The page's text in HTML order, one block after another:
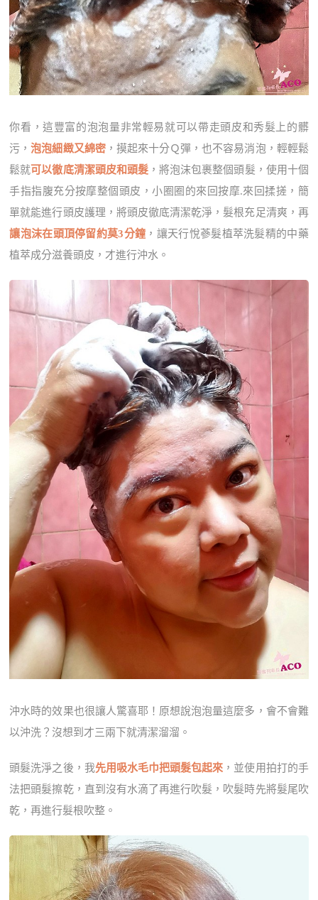
你看，這豐富的泡泡量非常輕易就可以帶走頭皮和秀髮上的髒
污，泡泡細緻又綿密，摸起來十分Ｑ彈，也不容易消泡，輕輕鬆
鬆就可以徹底清潔頭皮和頭髮 ，將泡沫包裹整個頭髮，使用十個
手指指腹充分按摩整個頭皮，小圈圈的來回按摩.來回揉搓，簡
單就能進行頭皮護理，將頭皮徹底清潔乾淨，髮根充足清爽，再
讓泡沫在頭頂停留約莫3分鐘 ，讓天行悅蔘髮植萃洗髮精的中藥
植萃成分滋養頭皮，才進行沖水。
沖水時的效果也很讓人驚喜耶！原想說泡泡量這麼多，會不會難
以沖洗？沒想到才三兩下就清潔溜溜。
頭髮洗淨之後，我先用吸水毛巾把頭髮包起來 ，並使用拍打的手
法把頭髮擦乾，直到沒有水滴了再進行吹髮，吹髮時先將髮尾吹
乾，再進行髮根吹整。